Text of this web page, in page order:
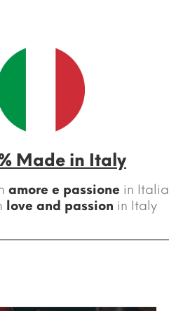
Made in Italy
amore e passione in Italia
love and passion in Italy